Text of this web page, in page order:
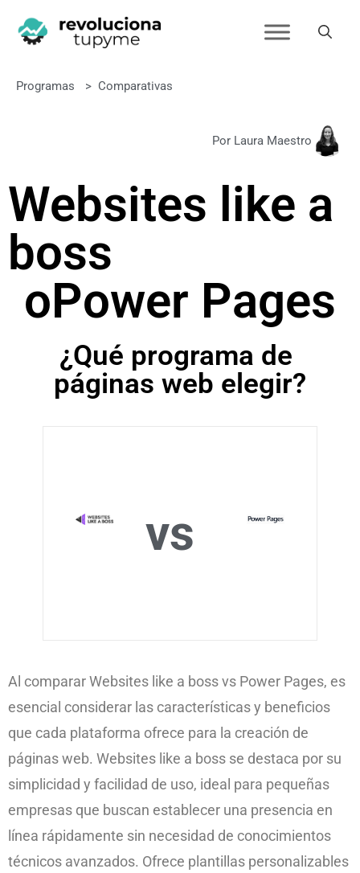
Programas > Comparativas
Por Laura Maestro
Websites like a
boss
oPower Pages
¿Qué programa de
páginas web elegir?
vs
Al comparar Websites like a boss vs Power Pages, es
esencial considerar las características y beneficios
que cada plataforma ofrece para la creación de
páginas web. Websites like a boss se destaca por su
simplicidad y facilidad de uso, ideal para pequeñas
empresas que buscan establecer una presencia en
línea rápidamente sin necesidad de conocimientos
técnicos avanzados. Ofrece plantillas personalizables